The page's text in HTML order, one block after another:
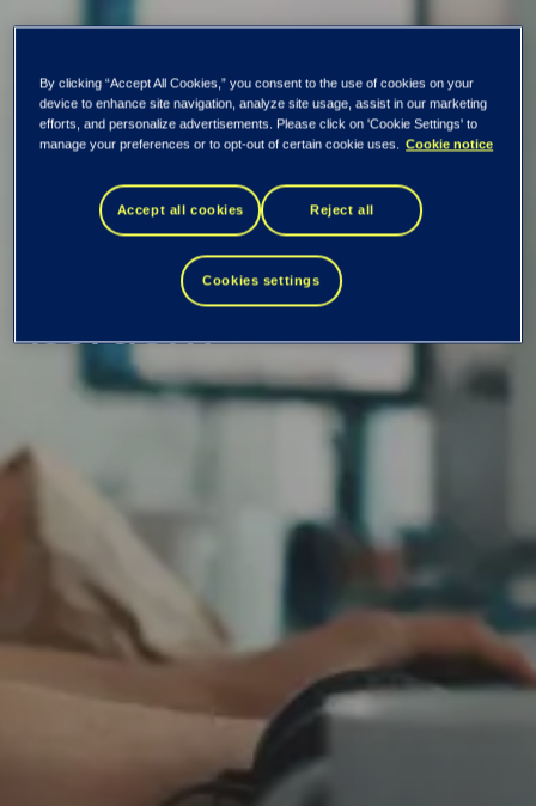
Skal ansette flere
med Asperger
syndrom – NAV tar
lærdom
By clicking “Accept All Cookies,” you consent to the use of cookies on your
device to enhance site navigation, analyze site usage, assist in our marketing
efforts, and personalize advertisements. Please click on 'Cookie Settings' to
manage your preferences or to opt-out of certain cookie uses.
Cookie notice
Accept all cookies Reject all
Cookies settings